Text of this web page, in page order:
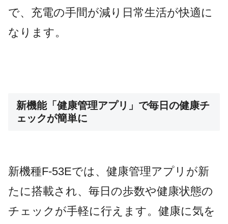
で、充電の手間が減り日常生活が快適に
なります。
新機能「健康管理アプリ」で毎日の健康チ
ェックが簡単に
新機種F-53Eでは、健康管理アプリが新
たに搭載され、毎日の歩数や健康状態の
チェックが手軽に行えます。健康に気を